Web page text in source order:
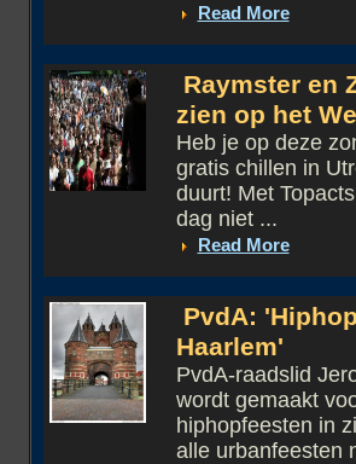
Read More
Raymster en
zien op het
Heb je op deze
gratis chillen in
duurt! Met
dag niet ...
Read More
PvdA:
Haarlem'
PvdA-raadslid
wordt gemaakt
hiphopfeesten in
alle urbanfeesten